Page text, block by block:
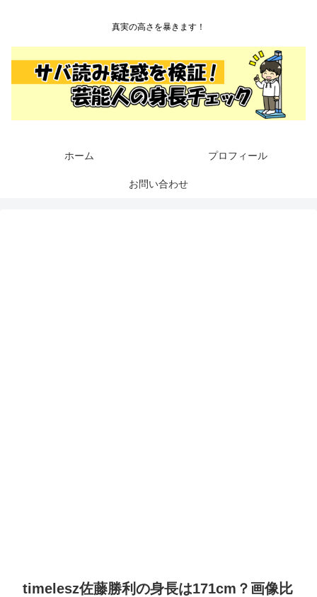
真実の高さを暴きます！
ホーム プロフィール
お問い合わせ
timelesz佐藤勝利の身長は171cm？画像比